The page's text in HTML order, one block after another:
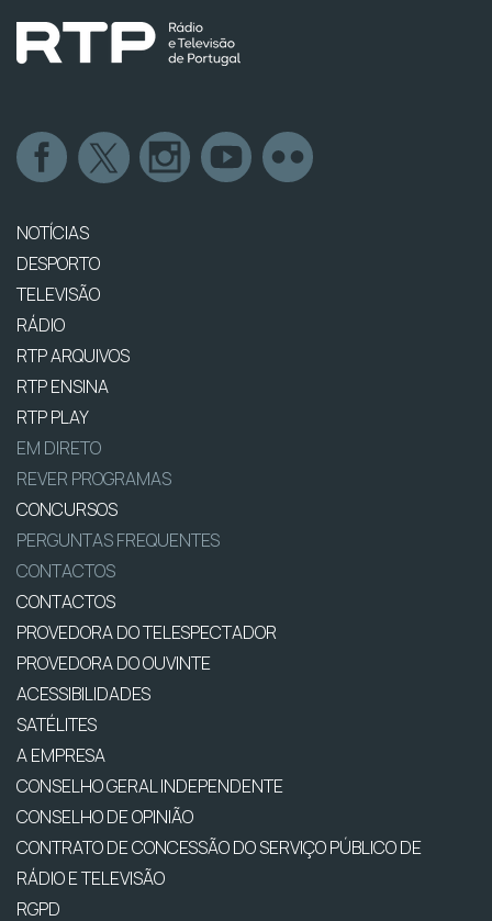
NOTÍCIAS
DESPORTO
TELEVISÃO
RÁDIO
RTP ARQUIVOS
RTP ENSINA
RTP PLAY
EM DIRETO
REVER PROGRAMAS
CONCURSOS
PERGUNTAS FREQUENTES
CONTACTOS
CONTACTOS
PROVEDORA DO TELESPECTADOR
PROVEDORA DO OUVINTE
ACESSIBILIDADES
SATÉLITES
A EMPRESA
CONSELHO GERAL INDEPENDENTE
CONSELHO DE OPINIÃO
CONTRATO DE CONCESSÃO DO SERVIÇO PÚBLICO DE
RÁDIO E TELEVISÃO
RGPD